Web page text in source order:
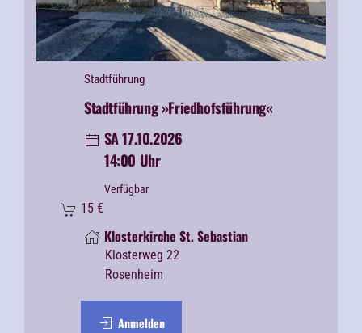
Stadtführung
Stadtführung »Friedhofsführung«
SA 17.10.2026
14:00 Uhr
Verfügbar
15 €
Klosterkirche St. Sebastian
Klosterweg 22
Rosenheim
Anmelden